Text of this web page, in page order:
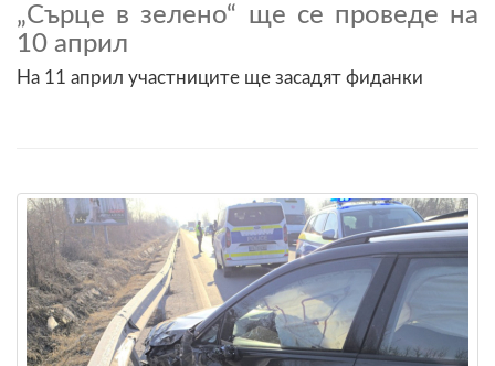
„Сърце в зелено“ ще се проведе на
10 април
На 11 април участниците ще засадят фиданки